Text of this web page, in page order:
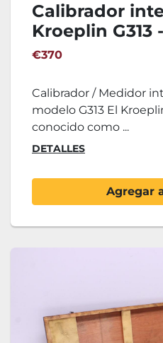
Calibrador
Kroeplin G313
€370
Calibrador / Medidor
modelo G313 El
conocido como ...
DETALLES
Agregar